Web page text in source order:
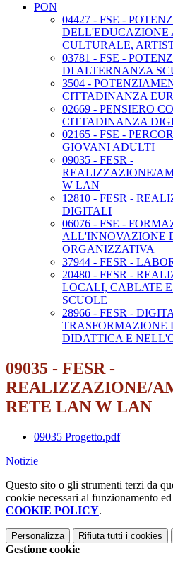
PON
04427 - FSE -
DELL'EDUCAZIONE
CULTURALE,
03781 - FSE -
DI ALTERNANZA
3504 -
CITTADINANZA
02669 - PENSIERO
CITTADINANZA
02165 - FSE -
GIOVANI ADULTI
09035 - FESR -
REALIZZAZIONE/
W LAN
12810 - FESR -
DIGITALI
06076 - FSE -
ALL'INNOVAZIONE
ORGANIZZATIVA
37944 - FESR -
20480 - FESR -
LOCALI, CABLATE
SCUOLE
28966 - FESR -
TRASFORMAZIONE
DIDATTICA E
09035 - FESR -
REALIZZAZIONE/
RETE LAN W LAN
09035 Progetto.pdf
Notizie
Questo sito o gli strumenti terzi da
cookie necessari al funzionamento
COOKIE POLICY.
Personalizza Rifiuta tutti i cookies
Gestione cookie